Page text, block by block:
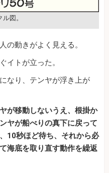
図。
の動きがよく見える。
イトが立った。
なり、テンヤが浮き上が
が移動しないうえ、根掛か
ヤが船べりの真下に戻って
10秒ほど待ち、それから必
海底を取り直す動作を繰返